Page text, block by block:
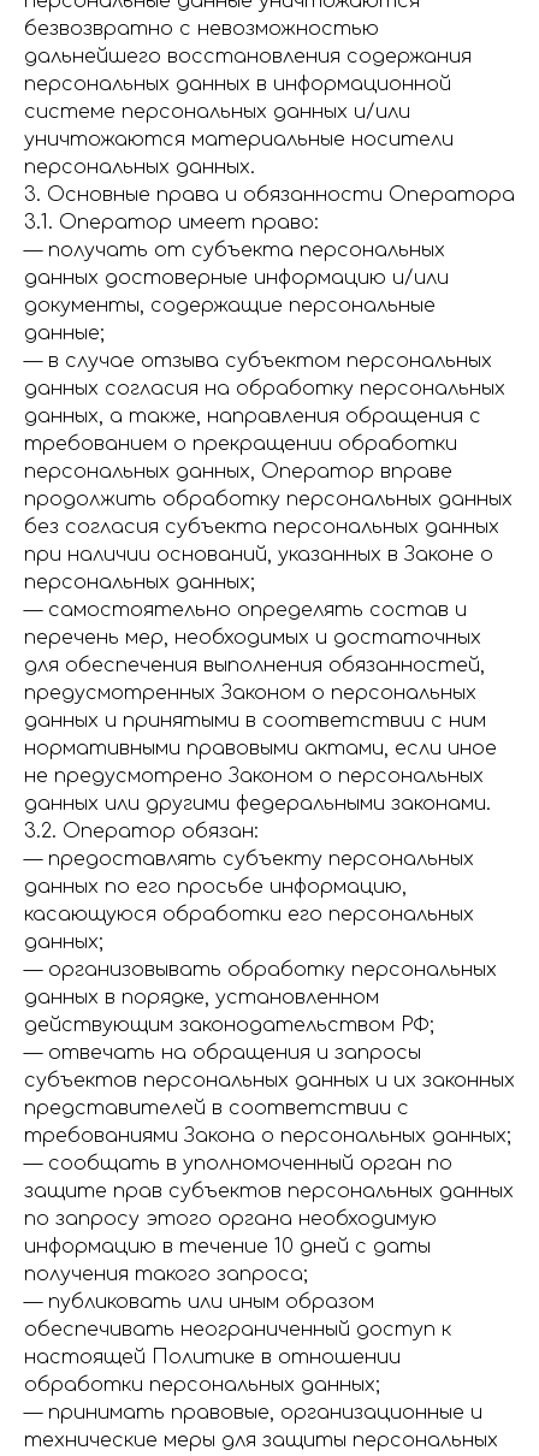
безвозвратно с невозможностью
дальнейшего восстановления содержания
персональных данных в информационной
системе персональных данных и/или
уничтожаются материальные носители
персональных данных.
3. Основные права и обязанности Оператора
3.1. Оператор имеет право:
— получать от субъекта персональных
данных достоверные информацию и/или
документы, содержащие персональные
данные;
— в случае отзыва субъектом персональных
данных согласия на обработку персональных
данных, а также, направления обращения с
требованием о прекращении обработки
персональных данных, Оператор вправе
продолжить обработку персональных данных
без согласия субъекта персональных данных
при наличии оснований, указанных в Законе о
персональных данных;
— самостоятельно определять состав и
перечень мер, необходимых и достаточных
для обеспечения выполнения обязанностей,
предусмотренных Законом о персональных
данных и принятыми в соответствии с ним
нормативными правовыми актами, если иное
не предусмотрено Законом о персональных
данных или другими федеральными законами.
3.2. Оператор обязан:
— предоставлять субъекту персональных
данных по его просьбе информацию,
касающуюся обработки его персональных
данных;
— организовывать обработку персональных
данных в порядке, установленном
действующим законодательством РФ;
— отвечать на обращения и запросы
субъектов персональных данных и их законных
представителей в соответствии с
требованиями Закона о персональных данных;
— сообщать в уполномоченный орган по
защите прав субъектов персональных данных
по запросу этого органа необходимую
информацию в течение 10 дней с даты
получения такого запроса;
— публиковать или иным образом
обеспечивать неограниченный доступ к
настоящей Политике в отношении
обработки персональных данных;
— принимать правовые, организационные и
технические меры для защиты персональных